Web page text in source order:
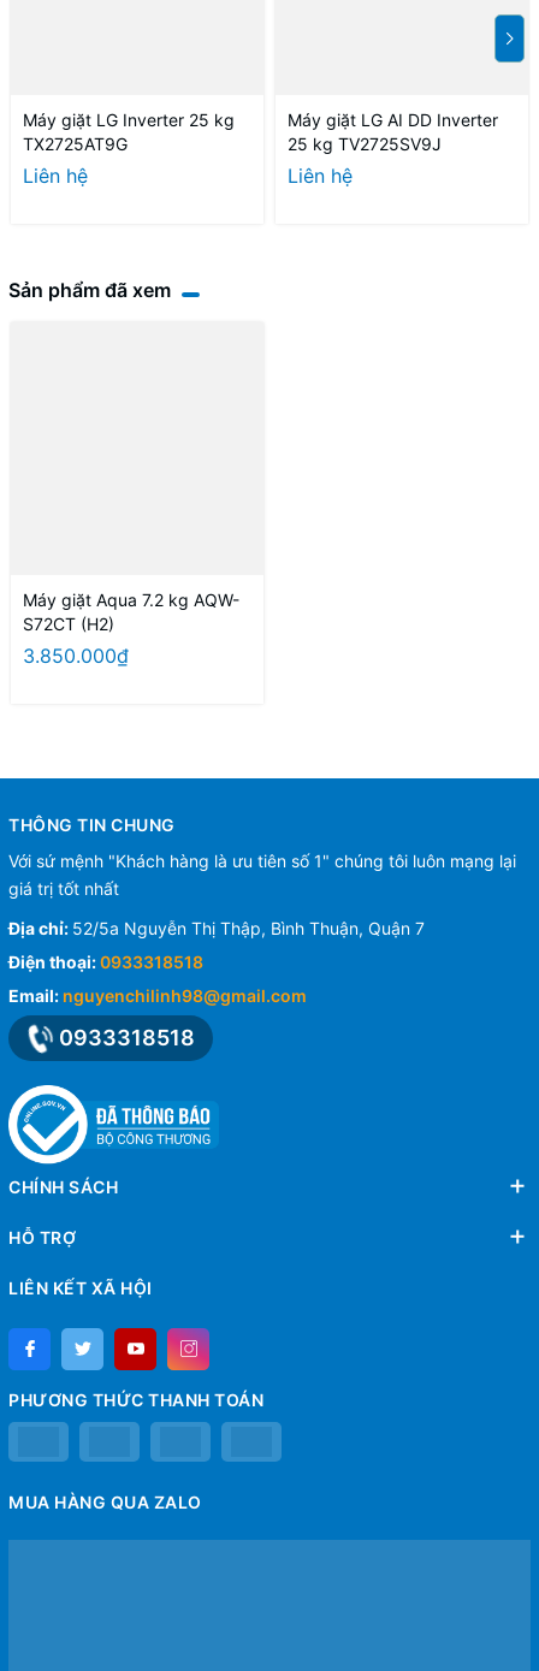
Máy giặt LG Inverter 25 kg
TX2725AT9G
Liên hệ
Máy giặt LG AI DD Inverter
25 kg TV2725SV9J
Liên hệ
Sản phẩm đã xem
Máy giặt Aqua 7.2 kg AQW-
S72CT (H2)
3.850.000₫
THÔNG TIN CHUNG
Với sứ mệnh "Khách hàng là ưu tiên số 1" chúng tôi luôn mạng lại
giá trị tốt nhất
Địa chỉ: 52/5a Nguyễn Thị Thập, Bình Thuận, Quận 7
Điện thoại:0933318518
Email: nguyenchilinh98@gmail.com
0933318518
CHÍNH SÁCH
HỖ TRỢ
LIÊN KẾT XÃ HỘI
PHƯƠNG THỨC THANH TOÁN
MUA HÀNG QUA ZALO